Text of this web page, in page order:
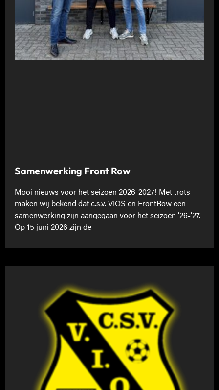
Samenwerking Front Row
Mooi nieuws voor het seizoen 2026-2027! Met trots
maken wij bekend dat c.s.v. VIOS en FrontRow een
samenwerking zijn aangegaan voor het seizoen ’26-’27.
Op 15 juni 2026 zijn de